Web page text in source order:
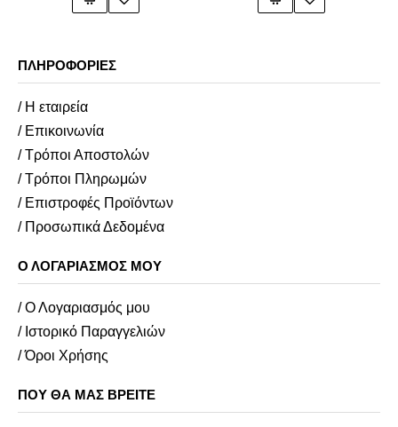
ΠΛΗΡΟΦΟΡΊΕΣ
/ Η εταιρεία
/ Επικοινωνία
/ Τρόποι Αποστολών
/ Τρόποι Πληρωμών
/ Επιστροφές Προϊόντων
/ Προσωπικά Δεδομένα
Ο ΛΟΓΑΡΙΑΣΜΌΣ ΜΟΥ
/ Ο Λογαριασμός μου
/ Ιστορικό Παραγγελιών
/ Όροι Χρήσης
ΠΟΥ ΘΑ ΜΑΣ ΒΡΕΊΤΕ